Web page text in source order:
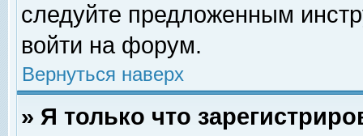
следуйте предложенным
войти на форум.
Вернуться наверх
» Я только что